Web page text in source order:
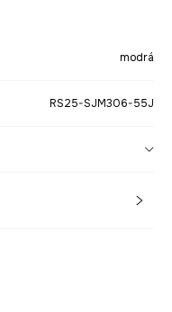
modrá
RS25-SJM306-55J